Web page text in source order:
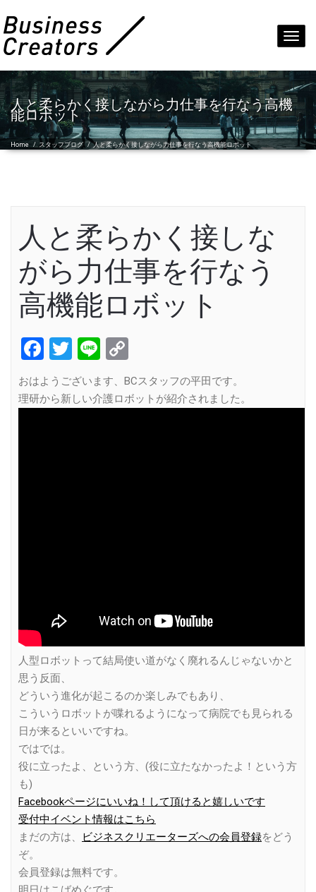
人と柔らかく接しながら力仕事を行なう高機
能ロボット
Home / スタッフブログ /人と柔らかく接しながら力仕事を行なう高機能ロボット
人と柔らかく接しな
がら力仕事を行なう
高機能ロボット
Facebook
Twitter
Line
Link
おはようございます、BCスタッフの平田です。
理研から新しい介護ロボットが紹介されました。
人型ロボットって結局使い道がなく廃れるんじゃないかと
思う反面、
どういう進化が起こるのか楽しみでもあり、
こういうロボットが喋れるようになって病院でも見られる
日が来るといいですね。
ではでは。
役に立ったよ、という方、(役に立たなかったよ！という方
も)
Facebookページにいいね！して頂けると嬉しいです
受付中イベント情報はこちら
まだの方は、
ビジネスクリエーターズへの会員登録をどう
ぞ。
会員登録は無料です。